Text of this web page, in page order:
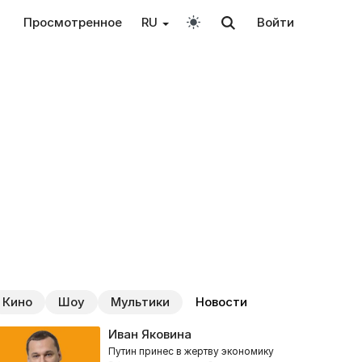
Просмотренное RU Войти
Кино Шоу Мультики Новости
Иван Яковина
Путин принес в жертву экономику